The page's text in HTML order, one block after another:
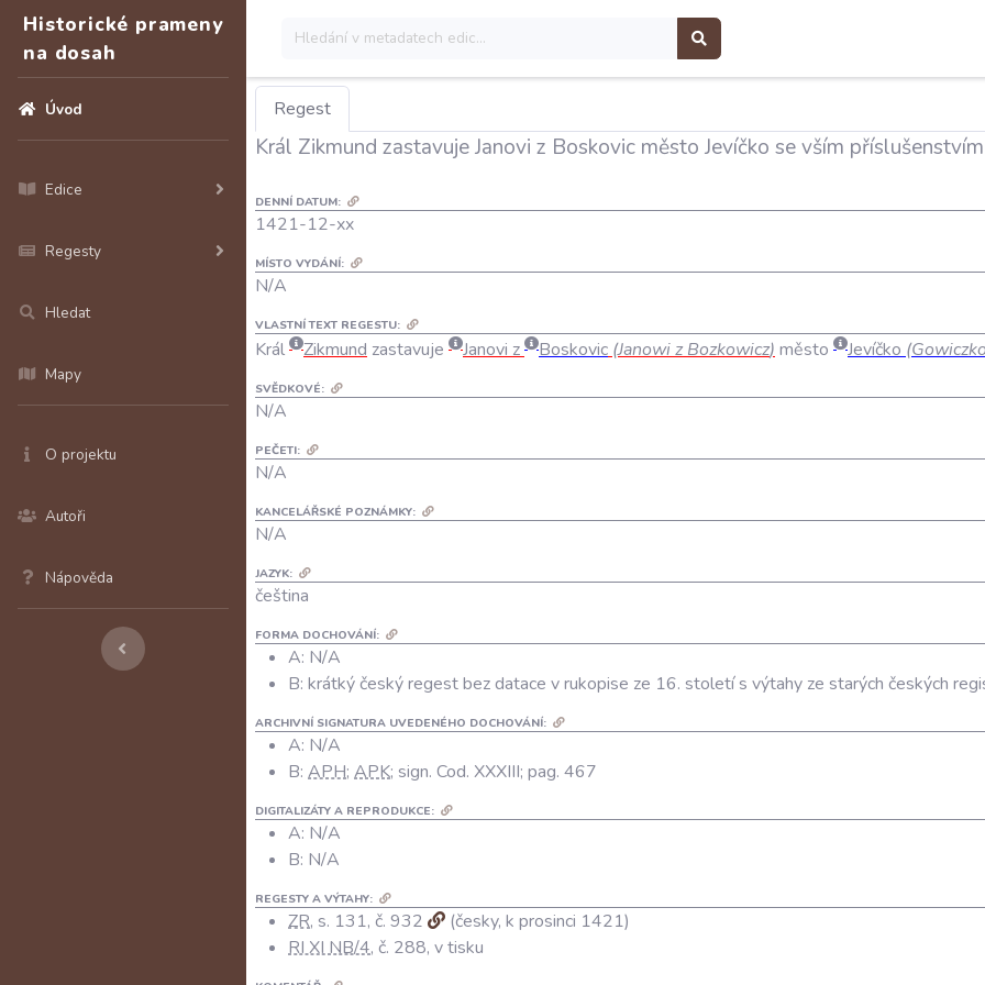
Historické prameny
na dosah
Úvod
Edice
Regesty
Hledat
Mapy
O projektu
Autoři
Nápověda
Regest
Král Zikmund zastavuje Janovi z Boskovic město Jevíčko se vším
DENNÍ DATUM:
1421-12-xx
MÍSTO VYDÁNÍ:
N/A
VLASTNÍ TEXT REGESTU:
Král Zikmund zastavuje Janovi z Boskovic (Janowiz Bozkowicz) město Jevíčko (
SVĚDKOVÉ:
N/A
PEČETI:
N/A
KANCELÁŘSKÉ POZNÁMKY:
N/A
JAZYK:
čeština
FORMA DOCHOVÁNÍ:
A: N/A
B: krátký český regest bez datace v rukopise ze 16. století s výtahy ze starých českých
ARCHIVNÍ SIGNATURA UVEDENÉHO DOCHOVÁNÍ:
A: N/A
B: APH; APK; sign. Cod. XXXIII; pag. 467
DIGITALIZÁTY A REPRODUKCE:
A: N/A
B: N/A
REGESTY A VÝTAHY:
ZR, s. 131, č. 932
(česky, k prosinci 1421)
RI XI NB/4, č. 288, v tisku